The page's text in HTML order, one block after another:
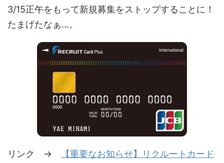
3/15正午をもって新規募集をストップすることに！
たまげたなぁ…。
リンク →
【重要なお知らせ】リクルートカード